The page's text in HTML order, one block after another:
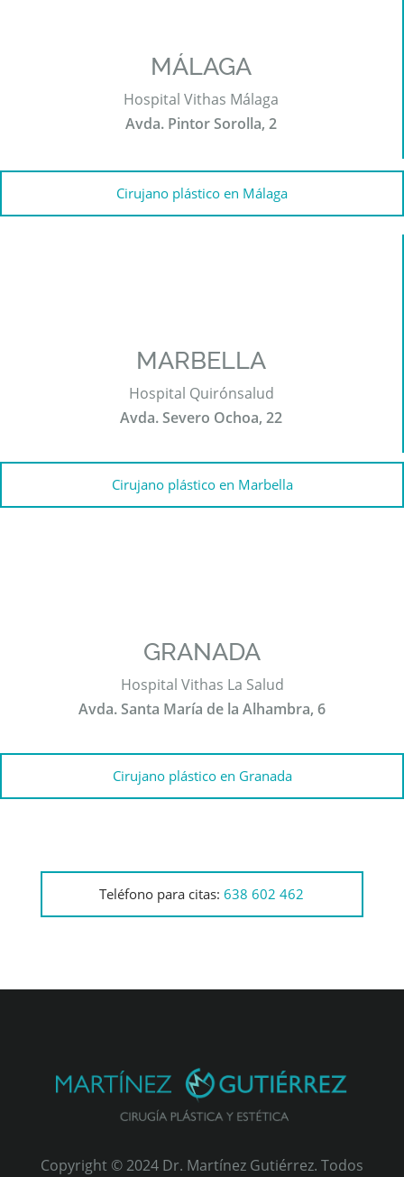
MÁLAGA
Hospital Vithas Málaga
Avda. Pintor Sorolla, 2
Cirujano plástico en Málaga
MARBELLA
Hospital Quirónsalud
Avda. Severo Ochoa, 22
Cirujano plástico en Marbella
GRANADA
Hospital Vithas La Salud
Avda. Santa María de la Alhambra, 6
Cirujano plástico en Granada
Teléfono para citas:638 602 462
Copyright © 2024 Dr. Martínez Gutiérrez. Todos